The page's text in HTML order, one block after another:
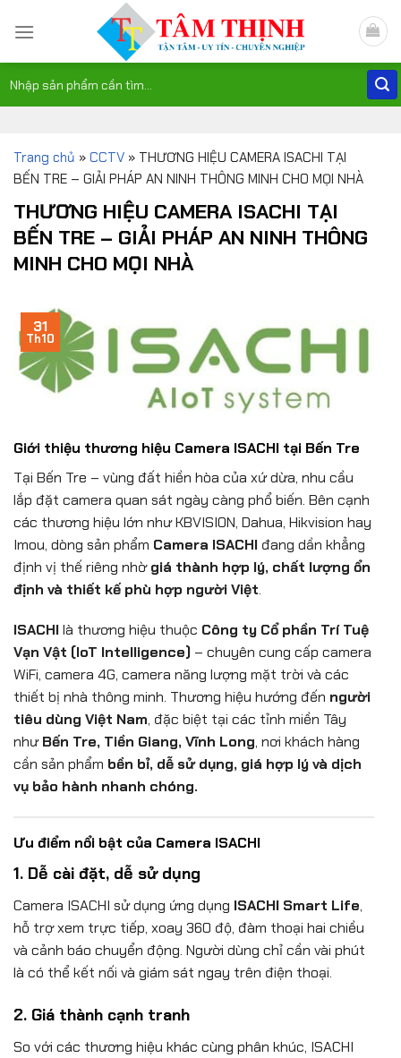
kiếm:
Trang chủ » CCTV » THƯƠNG HIỆU CAMERA ISACHI TẠI
BẾN TRE – GIẢI PHÁP AN NINH THÔNG MINH CHO MỌI NHÀ
THƯƠNG HIỆU CAMERA ISACHI TẠI
BẾN TRE – GIẢI PHÁP AN NINH THÔNG
MINH CHO MỌI NHÀ
31
Th10
Giới thiệu thương hiệu Camera ISACHI tại Bến Tre
Tại Bến Tre – vùng đất hiền hòa của xứ dừa, nhu cầu
lắp đặt camera quan sát ngày càng phổ biến. Bên cạnh
các thương hiệu lớn như KBVISION, Dahua, Hikvision hay
Imou, dòng sản phẩm Camera ISACHI đang dần khẳng
định vị thế riêng nhờgiá thành hợp lý, chất lượng ổn
định và thiết kế phù hợp người Việt.
ISACHIlà thương hiệu thuộc Công ty Cổ phần Trí Tuệ
Vạn Vật (IoT Intelligence) – chuyên cung cấp camera
WiFi, camera 4G, camera năng lượng mặt trời và các
thiết bị nhà thông minh. Thương hiệu hướng đến người
tiêu dùng Việt Nam, đặc biệt tại các tỉnh miền Tây
nhưBến Tre, Tiền Giang, Vĩnh Long, nơi khách hàng
cần sản phẩm bền bỉ, dễ sử dụng, giá hợp lý và dịch
vụ bảo hành nhanh chóng.
Ưu điểm nổi bật của Camera ISACHI
1. Dễ cài đặt, dễ sử dụng
Camera ISACHI sử dụng ứng dụng ISACHI Smart Life,
hỗ trợ xem trực tiếp, xoay 360 độ, đàm thoại hai chiều
và cảnh báo chuyển động. Người dùng chỉ cần vài phút
là có thể kết nối và giám sát ngay trên điện thoại.
2. Giá thành cạnh tranh
So với các thương hiệu khác cùng phân khúc, ISACHI